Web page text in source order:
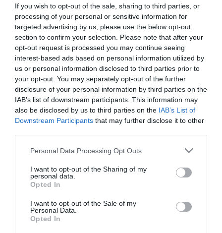
If you wish to opt-out of the sale, sharing to third parties, or
processing of your personal or sensitive information for
targeted advertising by us, please use the below opt-out
section to confirm your selection. Please note that after your
opt-out request is processed you may continue seeing
interest-based ads based on personal information utilized by
us or personal information disclosed to third parties prior to
your opt-out. You may separately opt-out of the further
disclosure of your personal information by third parties on the
IAB’s list of downstream participants. This information may
also be disclosed by us to third parties on the IAB’s List of
Downstream Participants that may further disclose it to other
Personal Data Processing Opt Outs
I want to opt-out of the Sharing of my
personal data.
Opted In
I want to opt-out of the Sale of my
Personal Data.
Opted In
ΗNathanείναι ένας διεθνής ηγέτης στον σχεδιασμό
και την παροχή επαγγελματικού εκπαιδευτικού
εξοπλισμού. Η γκάμα της περιλαμβάνει από
εξειδικευμένο υλικό ψυχοκινητικής έως μικροέπιπλα
για συμβολικό παιχνίδι, όλα κατασκευασμένα για να
αντέχουν στη σκληρή χρήση σε σχολικά
περιβάλλοντα. Κάθε προϊόν συμμορφώνεται αυστηρά
με τα ευρωπαϊκά πρότυπα ασφαλείας και τις
περιβαλλοντικές προδιαγραφές (βιώσιμη υλοτομία,
βιοδιασπώμενα υλικά). Η επιλογή της Nathan για τον
εξοπλισμό νηπιαγωγείων και κέντρων δεξιοτήτων
εγγυάται αξιοπιστία, παιδαγωγική αρτιότητα και μια
ισχυρή "πράσινη" ταυτότητα που εκτιμάται από
σύγχρονους εκπαιδευτικούς οργανισμούς.
Σχετικά προϊόντα